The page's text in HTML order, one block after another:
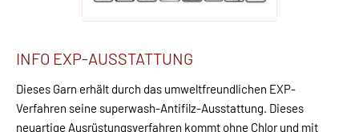
INFO EXP-AUSSTATTUNG
Dieses Garn erhält durch das umweltfreundlichen EXP-
Verfahren seine superwash-Antifilz-Ausstattung. Dieses
neuartige Ausrüstungsverfahren kommt ohne Chlor und mit